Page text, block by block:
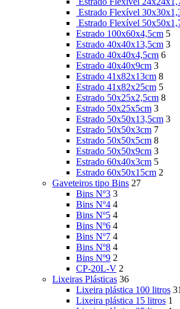
Estrado Flexível
Estrado Flexível
Estrado 100x60x4,5cm 5
Estrado 40x40x13,5cm 3
Estrado 40x40x4,5cm 6
Estrado 40x40x9cm 3
Estrado 41x82x13cm 8
Estrado 41x82x25cm 5
Estrado 50x25x2,5cm 8
Estrado 50x25x5cm 3
Estrado 50x50x13,5cm 3
Estrado 50x50x3cm 7
Estrado 50x50x5cm 8
Estrado 50x50x9cm 3
Estrado 60x40x3cm 5
Estrado 60x50x15cm 2
Gaveteiros tipo Bins 27
Bins Nº3 3
Bins Nº4 4
Bins Nº5 4
Bins Nº6 4
Bins Nº7 4
Bins Nº8 4
Bins Nº9 2
CP-20L-V 2
Lixeiras Plásticas 36
Lixeira plástica 100 litros 31
Lixeira plástica 15 litros 1